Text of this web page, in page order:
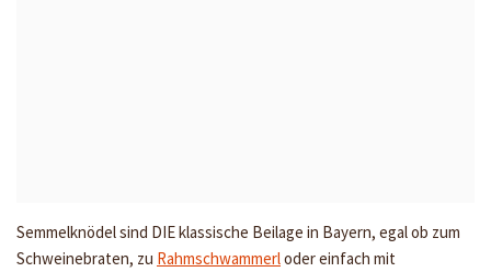
Semmelknödel sind DIE klassische Beilage in Bayern, egal ob zum
Schweinebraten, zu Rahmschwammerloder einfach mit